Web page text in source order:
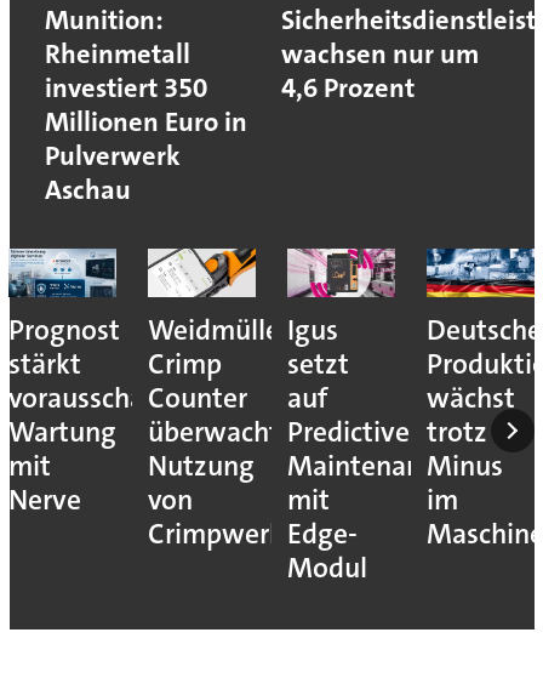
Munition:
Rheinmetall
investiert 350
Millionen Euro in
Pulverwerk
Aschau
wachsen nur um
4,6 Prozent
Prognost
stärkt
vorausschauende
Wartung
mit
Nerve
Weidmüller:
Crimp
Counter
überwacht
Nutzung
von
Crimpwerkzeugen
Igus
setzt
auf
Predictive
Maintenance
mit
Edge-
Modul
Deutsche
wächst
trotz
Minus
im